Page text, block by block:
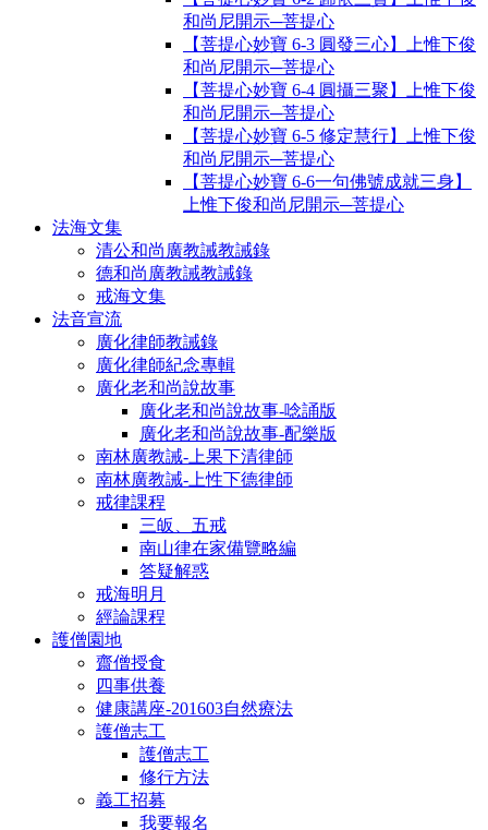
和尚尼開示─菩提心
【菩提心妙寶 6-3 圓發三心】上惟下俊
和尚尼開示─菩提心
【菩提心妙寶 6-4 圓攝三聚】上惟下俊
和尚尼開示─菩提心
【菩提心妙寶 6-5 修定慧行】上惟下俊
和尚尼開示─菩提心
【菩提心妙寶 6-6一句佛號成就三身】
上惟下俊和尚尼開示─菩提心
法海文集
清公和尚廣教誡教誡錄
德和尚廣教誡教誡錄
戒海文集
法音宣流
廣化律師教誡錄
廣化律師紀念專輯
廣化老和尚說故事
廣化老和尚說故事-唸誦版
廣化老和尚說故事-配樂版
南林廣教誡-上果下清律師
南林廣教誡-上性下德律師
戒律課程
三皈、五戒
南山律在家備覽略編
答疑解惑
戒海明月
經論課程
護僧園地
齋僧授食
四事供養
健康講座-201603自然療法
護僧志工
護僧志工
修行方法
義工招募
我要報名